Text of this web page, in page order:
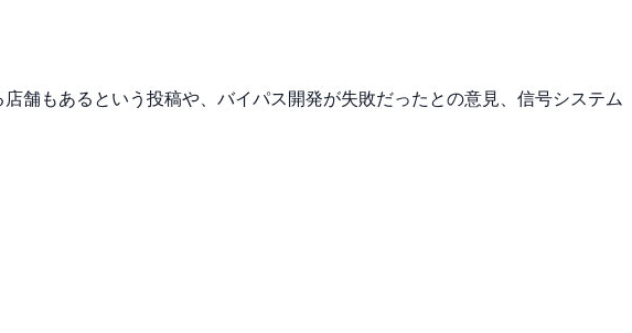
舗もあるという投稿や、バイパス開発が失敗だったとの意見、信号システム